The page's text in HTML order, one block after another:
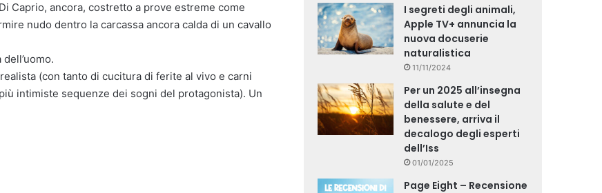
Caprio, ancora, costretto a prove estreme come
nudo dentro la carcassa ancora calda di un cavallo
(con tanto di cucitura di ferite al vivo e carni
intimiste sequenze dei sogni del protagonista). Un
I segreti degli animali,
Apple TV+ annuncia la
nuova docuserie
naturalistica
11/11/2024
Per un 2025 all’insegna
della salute e del
benessere, arriva il
decalogo degli esperti
dell’Iss
01/01/2025
Page Eight – Recensione